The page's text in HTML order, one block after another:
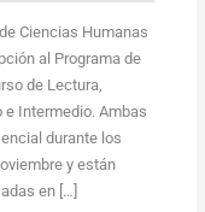
Ciencias Humanas
al Programa de
de Lectura,
e Intermedio. Ambas
durante los
y están
en […]